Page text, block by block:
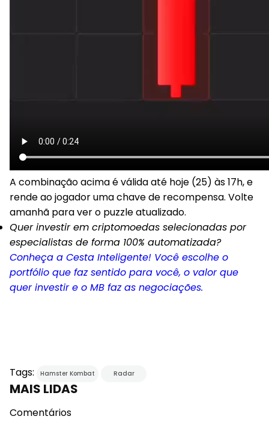
A combinação acima é válida até hoje (25) às 17h, e
rende ao jogador uma chave de recompensa. Volte
amanhã para ver o puzzle atualizado.
Quer investir em criptomoedas selecionadas por
especialistas de forma 100% automatizada?
Conheça a Cesta Inteligente! Você escolhe o
portfólio que faz sentido para você, o valor que
quer investir e o MB faz as negociações.
Tags: Hamster Kombat Radar
MAIS LIDAS
Comentários